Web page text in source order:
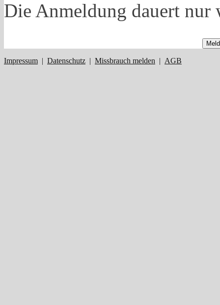
Die Anmeldung dauert
Impressum | Datenschutz | Missbrauch melden | AGB